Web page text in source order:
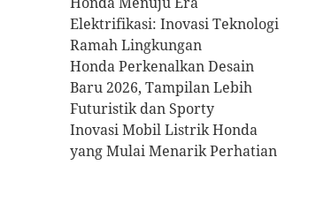
Elektrifikasi: Inovasi Teknologi
Ramah Lingkungan
Honda Perkenalkan Desain
Baru 2026, Tampilan Lebih
Futuristik dan Sporty
Inovasi Mobil Listrik Honda
yang Mulai Menarik Perhatian